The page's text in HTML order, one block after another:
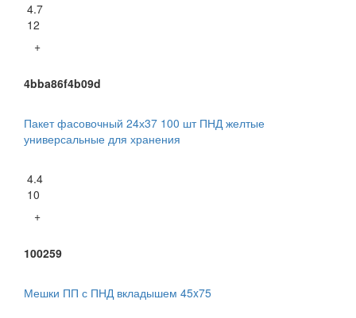
4.7
12
+
4bba86f4b09d
Пакет фасовочный 24х37 100 шт ПНД желтые
универсальные для хранения
4.4
10
+
100259
Мешки ПП с ПНД вкладышем 45x75